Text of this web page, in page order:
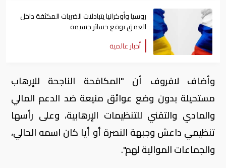
روسيا وأوكرانيا يتبادلات الضربات المكثفة داخل
العمق يوقع خسائر جسيمة
أخبار عالمية
وأضاف لافروف أن "المكافحة الناجحة للإرهاب
مستحيلة بدون وضع عوائق منيعة ضد الدعم المالي
والمادي والتقني للتنظيمات الإرهابية، وعلى رأسها
تنظيمي داعش وجبهة النصرة أو أيا كان اسمه الحالي،
والجماعات الموالية لهم".